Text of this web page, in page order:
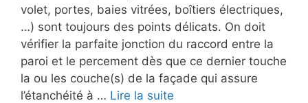
volet, portes, baies vitrées, boîtiers électriques,
…) sont toujours des points délicats. On doit
vérifier la parfaite jonction du raccord entre la
paroi et le percement dès que ce dernier touche
la ou les couche(s) de la façade qui assure
l’étanchéité à … Lire la suite